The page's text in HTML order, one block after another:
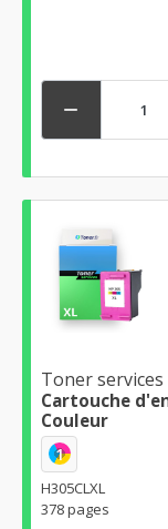

Toner services
Cartouche
Couleur
1
H305CLXL
378 pages